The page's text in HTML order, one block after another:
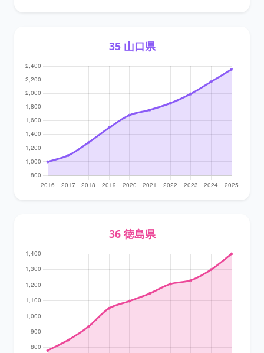
35 山口県
36 徳島県